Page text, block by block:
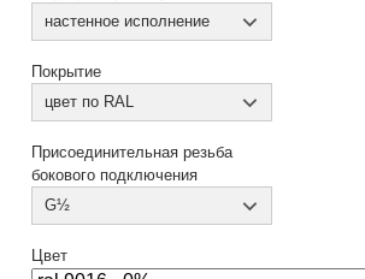
настенное исполнение
Покрытие
цвет по RAL
Присоединительная резьба
бокового подключения
G½
Цвет